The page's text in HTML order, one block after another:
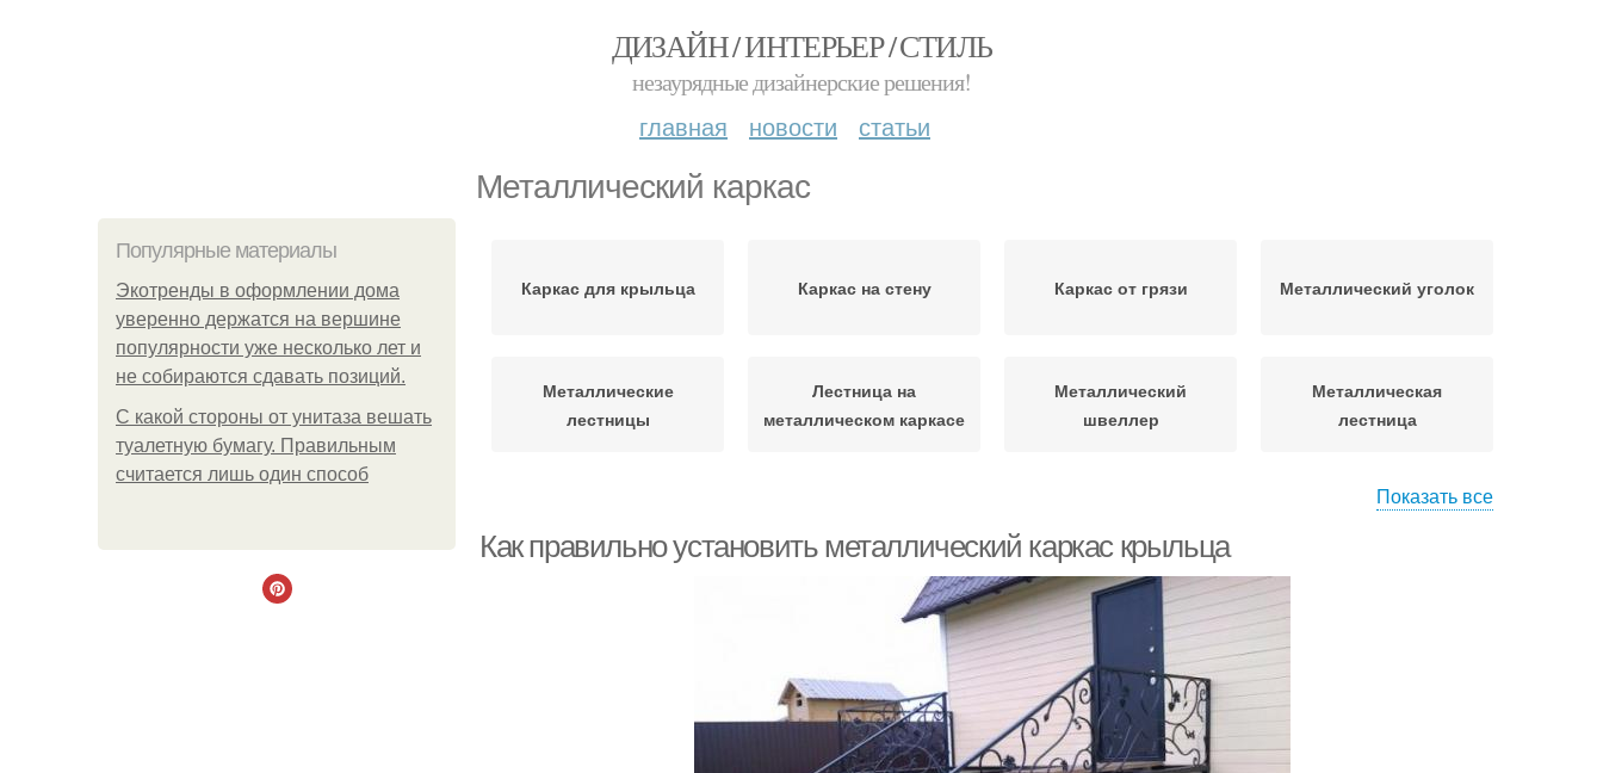
ДИЗАЙН / ИНТЕРЬЕР / СТИЛЬ
незаурядные дизайнерские решения!
главная новости статьи
Металлический каркас
Популярные материалы
Экотренды в оформлении дома
уверенно держатся на вершине
популярности уже несколько лет и
не собираются сдавать позиций.
С какой стороны от унитаза вешать
туалетную бумагу. Правильным
считается лишь один способ
Каркас для крыльца Каркас на стену Каркас от грязи Металлический уголок
Металлические
лестницы
Лестница на
металлическом каркасе
Металлический
швеллер
Металлическая
лестница
металлическом каркасе
каркасу
Каркас для скамейки Каркас для лавочки
Показать все
Как правильно установить металлический каркас крыльца